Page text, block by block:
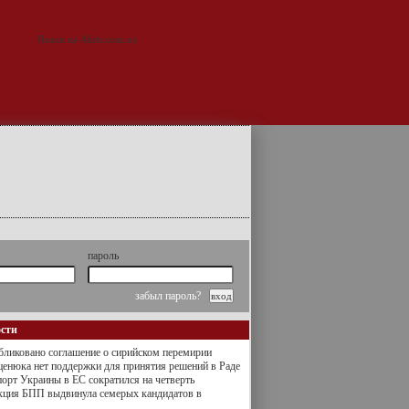
пароль
забыл пароль?
соглашение о сирийском перемирии
нет поддержки для принятия решений в Раде
Украины в ЕС сократился на четверть
БПП выдвинула семерых кандидатов в